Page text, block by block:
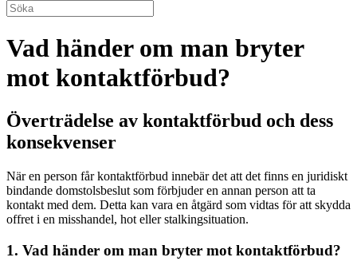
Vad händer om man bryter
mot kontaktförbud?
Överträdelse av kontaktförbud och dess
konsekvenser
När en person får kontaktförbud innebär det att det finns en juridiskt
bindande domstolsbeslut som förbjuder en annan person att ta
kontakt med dem. Detta kan vara en åtgärd som vidtas för att skydda
offret i en misshandel, hot eller stalkingsituation.
1. Vad händer om man bryter mot kontaktförbud?